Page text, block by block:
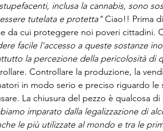
inclusa la cannabis, sono
tutelata e protetta" Ciao!! Prima di
da cui proteggere noi poveri cittadini.
facile l'accesso a queste sostanze
la percezione della pericolosità di
Controllare la produzione, la
in modo serio e preciso riguardo le
La chiusura del pezzo è qualcosa
imparato dalla legalizzazione di
le più utilizzate al mondo e tra le